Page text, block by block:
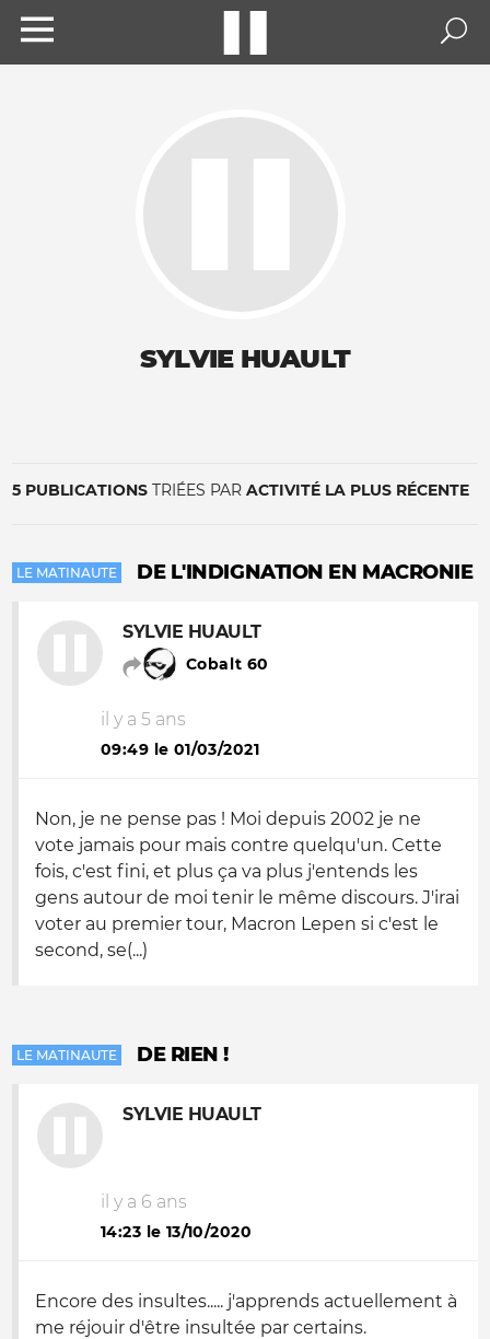
SYLVIE HUAULT
5 PUBLICATIONS TRIÉES PAR ACTIVITÉ LA PLUS RÉCENTE
LE MATINAUTE DE L'INDIGNATION EN MACRONIE
SYLVIE HUAULT
Cobalt 60
il y a 5 ans
09:49 le 01/03/2021
Non, je ne pense pas ! Moi depuis 2002 je ne
vote jamais pour mais contre quelqu'un. Cette
fois, c'est fini, et plus ça va plus j'entends les
gens autour de moi tenir le même discours. J'irai
voter au premier tour, Macron Lepen si c'est le
second, se(...)
LE MATINAUTE DE RIEN !
SYLVIE HUAULT
il y a 6 ans
14:23 le 13/10/2020
Encore des insultes..... j'apprends actuellement à
me réjouir d'être insultée par certains.